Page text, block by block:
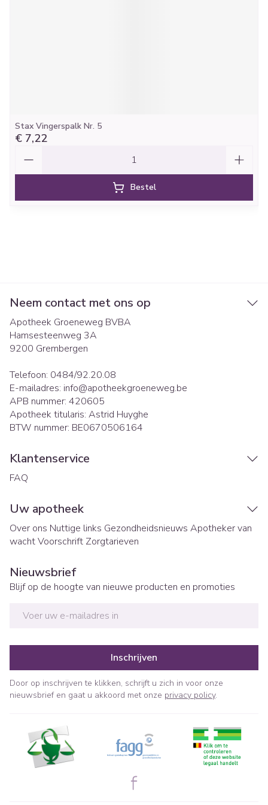
Stax Vingerspalk Nr. 5
€ 7,22
Bestel
Neem contact met ons op
Apotheek Groeneweg BVBA
Hamsesteenweg 3A
9200 Grembergen
Telefoon: 0484/92.20.08
E-mailadres: info@apotheekgroeneweg.be
APB nummer: 420605
Apotheek titularis: Astrid Huyghe
BTW nummer: BE0670506164
Klantenservice
FAQ
Uw apotheek
Over ons Nuttige links Gezondheidsnieuws Apotheker van
wachtVoorschrift Zorgtarieven
Nieuwsbrief
Blijf op de hoogte van nieuwe producten en promoties
Inschrijven
Door op inschrijven te klikken, schrijft u zich in voor onze
nieuwsbrief en gaat u akkoord met onze privacy policy.